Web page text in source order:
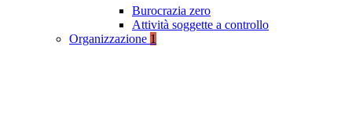
Burocrazia zero
Attività soggette a controllo
Organizzazione 1